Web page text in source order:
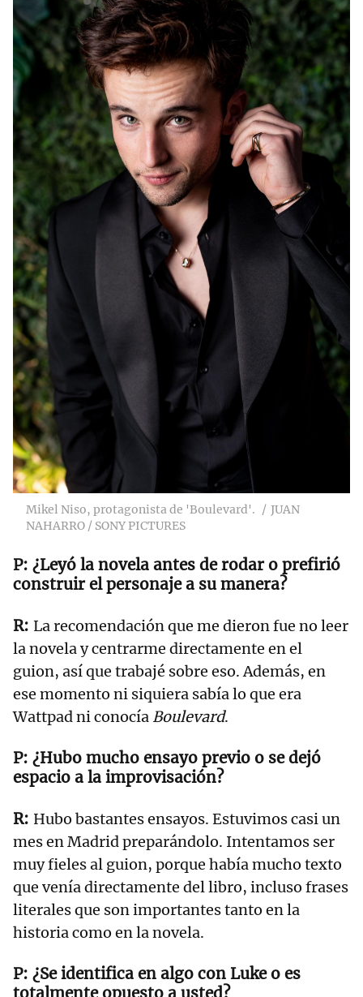
Mikel Niso, protagonista de 'Boulevard'.
JUAN
NAHARRO / SONY PICTURES
¿Leyó la novela antes de rodar o prefirió
construir el personaje a su manera?
La recomendación que me dieron fue no leer
la novela y centrarme directamente en el
guion, así que trabajé sobre eso. Además, en
ese momento ni siquiera sabía lo que era
Wattpad ni conocía Boulevard.
¿Hubo mucho ensayo previo o se dejó
espacio a la improvisación?
Hubo bastantes ensayos. Estuvimos casi un
mes en Madrid preparándolo. Intentamos ser
muy fieles al guion, porque había mucho texto
que venía directamente del libro, incluso frases
literales que son importantes tanto en la
historia como en la novela.
¿Se identifica en algo con Luke o es
totalmente opuesto a usted?